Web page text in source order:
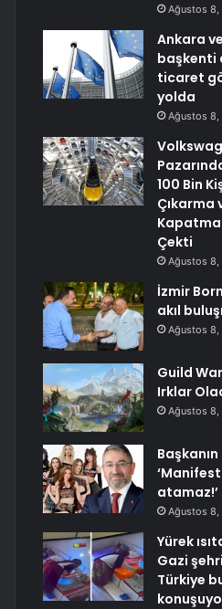
Ağustos 8,
Ankara
başkenti
ticaret
yolda
Ağustos 8,
100 Bin
Çıkarma
Kapatma
Çekti
Ağustos 8,
İzmir
akıl
Ağustos 8,
Guild
Irklar
Ağustos 8,
atamaz!’
Ağustos 8,
Yürek
Gazi
Türkiye